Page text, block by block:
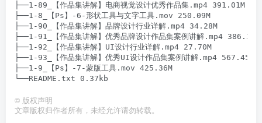
├──1-89_【作品集讲解】电商视觉设计优秀作品集.mp4 391.01M
├──1-8_【Ps】-6-形状工具与文字工具.mov 250.09M
├──1-90_【作品集讲解】品牌设计行业详解.mp4 34.28M
├──1-91_【作品集讲解】优秀品牌设计作品集案例讲解.mp4 386.35M
├──1-92_【作品集讲解】UI设计行业详解.mp4 27.70M
├──1-93_【作品集讲解】优秀UI设计作品集案例讲解.mp4 567.45M
├──1-9_【Ps】-7-蒙版工具.mov 425.36M
© 版权声明
文章版权归作者所有，未经允许请勿转载。